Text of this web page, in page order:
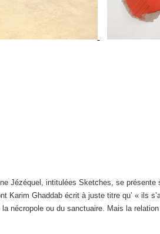
Jézéquel, intitulées Sketches, se
Karim Ghaddab écrit à juste titre qu’ « ils
nécropole ou du sanctuaire. Mais la